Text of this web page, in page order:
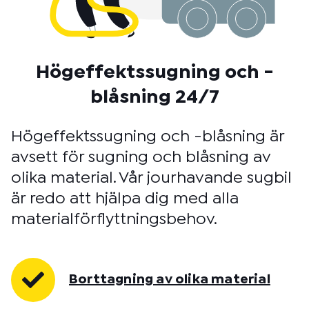
Högeffektssugning och -
blåsning 24/7
Högeffektssugning och -blåsning är
avsett för sugning och blåsning av
olika material. Vår jourhavande sugbil
är redo att hjälpa dig med alla
materialförflyttningsbehov.
Borttagning av olika material